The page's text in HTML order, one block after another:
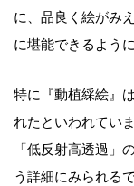
に、品良く絵がみ
に堪能できるよう
特に『動植綵絵』
れたといわれてい
「低反射高透過」
う詳細にみられる